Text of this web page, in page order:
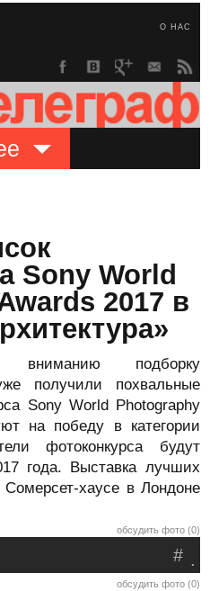
О НАС
Sony World
2017 в
вниманию подборку
получили похвальные
Sony World Photography
на победу в категории
фотоконкурса будут
года. Выставка лучших
хаусе в Лондоне
обсудить фото (0)
.
#
обсудить фото (0)